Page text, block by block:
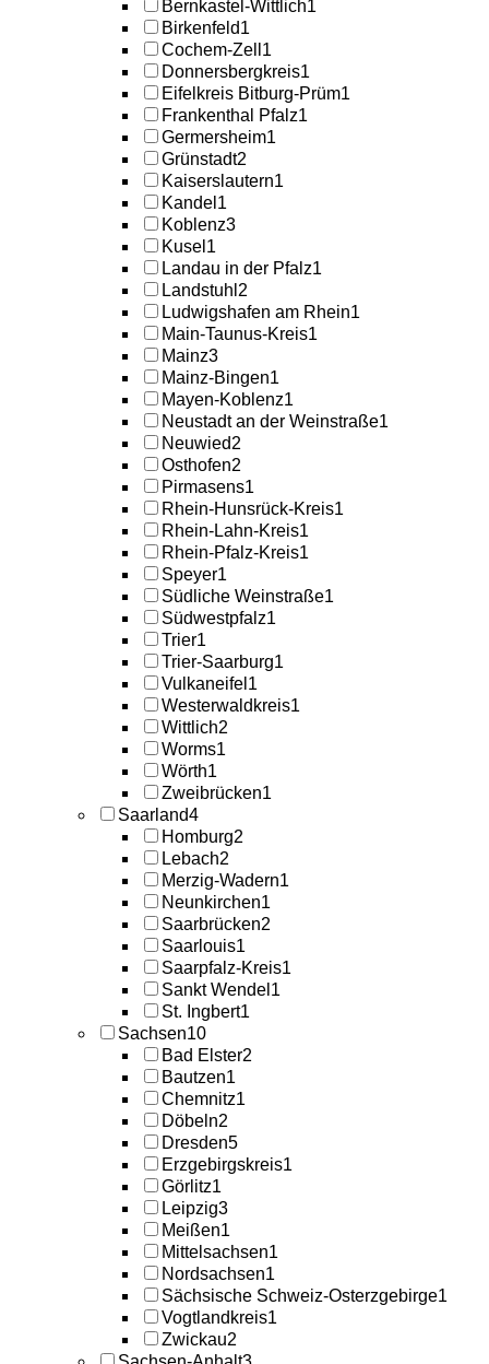
Bernkastel-Wittlich1
Birkenfeld1
Cochem-Zell 1
Donnersbergkreis1
Eifelkreis Bitburg-Prüm1
Frankenthal Pfalz1
Germersheim1
Grünstadt2
Kaiserslautern1
Kandel 1
Koblenz3
Kusel 1
Landau in der Pfalz1
Landstuhl 2
Ludwigshafen am Rhein1
Main-Taunus-Kreis1
Mainz3
Mainz-Bingen1
Mayen-Koblenz1
Neustadt an der Weinstraße1
Neuwied2
Osthofen2
Pirmasens1
Rhein-Hunsrück-Kreis1
Rhein-Lahn-Kreis1
Rhein-Pfalz-Kreis1
Speyer1
Südliche Weinstraße1
Südwestpfalz1
Trier1
Trier-Saarburg1
Vulkaneifel 1
Westerwaldkreis1
Wittlich2
Worms1
Wörth1
Zweibrücken1
Saarland4
Homburg2
Lebach2
Merzig-Wadern1
Neunkirchen1
Saarbrücken2
Saarlouis1
Saarpfalz-Kreis1
Sankt Wendel 1
St. Ingbert1
Sachsen10
Bad Elster2
Bautzen1
Chemnitz1
Döbeln2
Dresden5
Erzgebirgskreis1
Görlitz1
Leipzig3
Meißen1
Mittelsachsen1
Nordsachsen1
Sächsische Schweiz-Osterzgebirge1
Vogtlandkreis1
Zwickau2